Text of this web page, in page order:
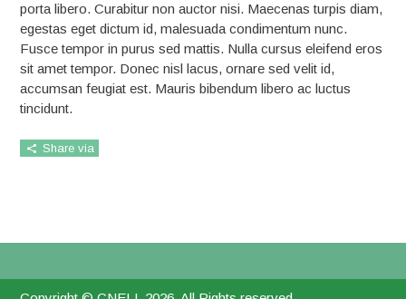
porta libero. Curabitur non auctor nisi. Maecenas turpis diam,
egestas eget dictum id, malesuada condimentum nunc.
Fusce tempor in purus sed mattis. Nulla cursus eleifend eros
sit amet tempor. Donec nisl lacus, ornare sed velit id,
accumsan feugiat est. Mauris bibendum libero ac luctus
tincidunt.
Share via